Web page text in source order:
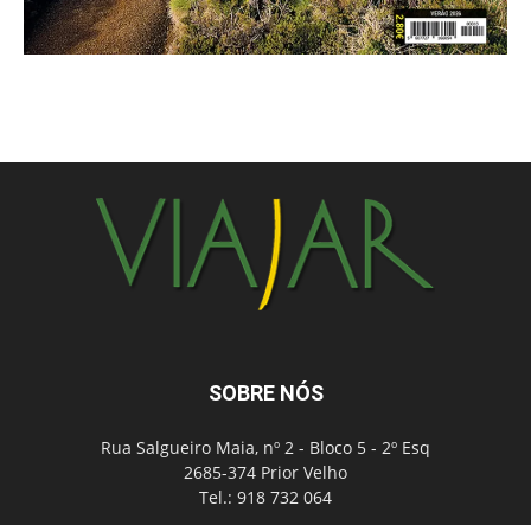
SOBRE NÓS
Rua Salgueiro Maia, nº 2 - Bloco 5 - 2º Esq
2685-374 Prior Velho
Tel.: 918 732 064